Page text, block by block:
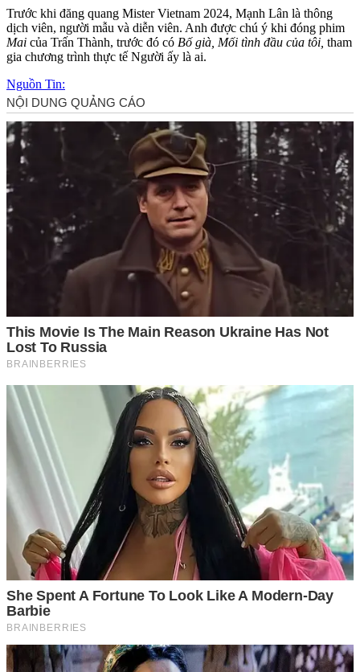
Trước khi đăng quang Mister Vietnam 2024, Mạnh Lân là thông
dịch viên, người mẫu và diễn viên. Anh được chú ý khi đóng phim
Mai của Trấn Thành, trước đó có Bố già, Mối tình đầu của tôi, tham
gia chương trình thực tế Người ấy là ai.
Nguồn Tin: